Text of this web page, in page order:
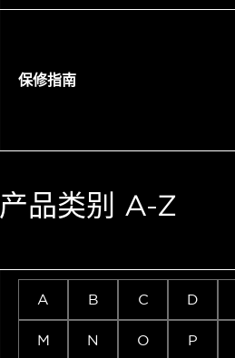
保修指南
产品类别 A-Z
A B C D
M N O P